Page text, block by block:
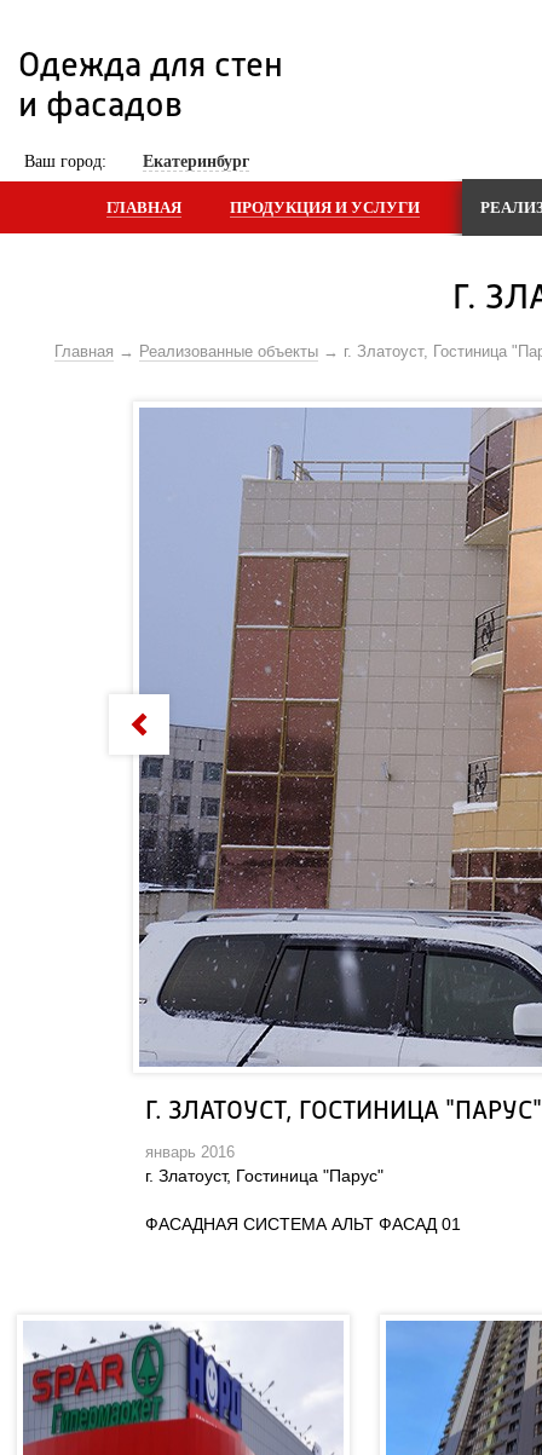
Одежда для стен
и фасадов
Ваш город: Екатеринбург
ГЛАВНАЯ ПРОДУКЦИЯ И УСЛУГИ
Г.
Главная Реализованные объекты г. Златоуст, Гостиница
Г. ЗЛАТОУСТ, ГОСТИНИЦА "ПАРУС"
январь 2016
г. Златоуст, Гостиница "Парус"
ФАСАДНАЯ СИСТЕМА АЛЬТ ФАСАД 01